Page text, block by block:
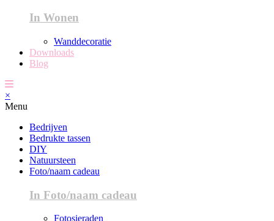
In Wonen
Wanddecoratie
Downloads
Blog
×
Menu
Bedrijven
Bedrukte tassen
DIY
Natuursteen
Foto/naam cadeau
In Foto/naam cadeau
Fotosieraden